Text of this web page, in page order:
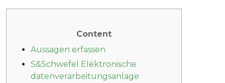
Content
Aussagen erfassen
S&Schwefel Elektronische
datenverarbeitungsanlage